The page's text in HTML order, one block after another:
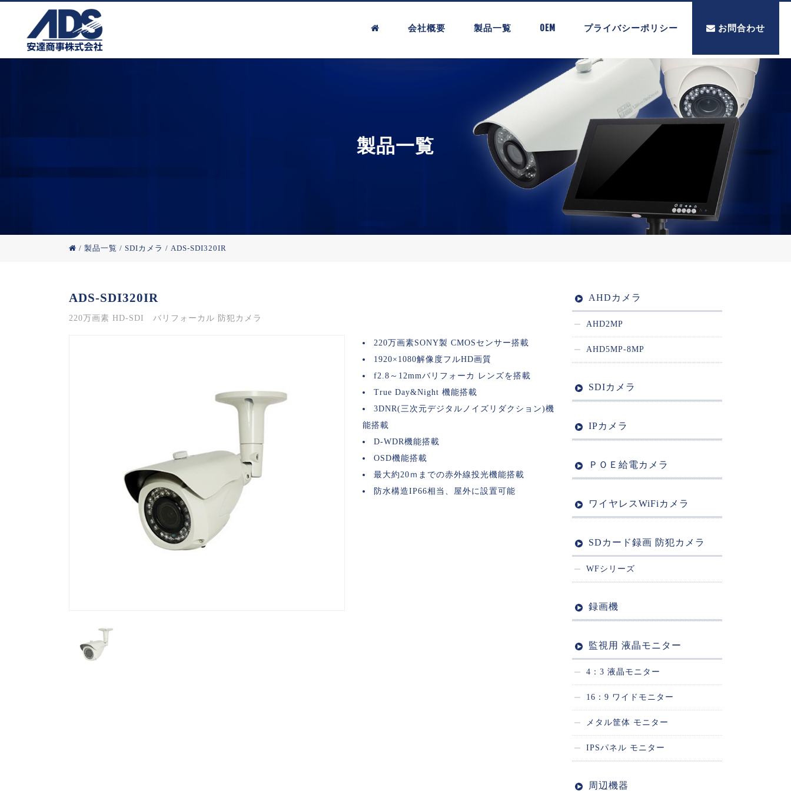
会社概要 製品一覧 OEM プライバシーポリシー お問合わせ
製品一覧
/ 製品一覧 / SDIカメラ / ADS-SDI320IR
ADS-SDI320IR
220万画素 HD-SDI バリフォーカル 防犯カメラ
220万画素SONY製 CMOSセンサー搭載
1920×1080解像度フルHD画質
f2.8～12mmバリフォーカ レンズを搭載
True Day&Night 機能搭載
3DNR(三次元デジタルノイズリダクション)機
能搭載
D-WDR機能搭載
OSD機能搭載
最大約20ｍまでの赤外線投光機能搭載
防水構造IP66相当、屋外に設置可能
AHDカメラ
AHD2MP
AHD5MP-8MP
SDIカメラ
IPカメラ
ＰＯＥ給電カメラ
ワイヤレスWiFiカメラ
SDカード録画 防犯カメラ
WFシリーズ
録画機
監視用 液晶モニター
4：3 液晶モニター
16：9 ワイドモニター
メタル筐体 モニター
IPSパネル モニター
周辺機器